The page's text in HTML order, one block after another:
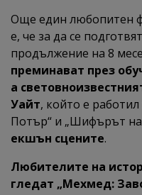
Още един любопитен
е, че за да се
продължение на 8
преминават през
а
Уайт, който е
Потър“ и „Шифърът
екшън сцените.
Любителите на
гледат „Мехмед: